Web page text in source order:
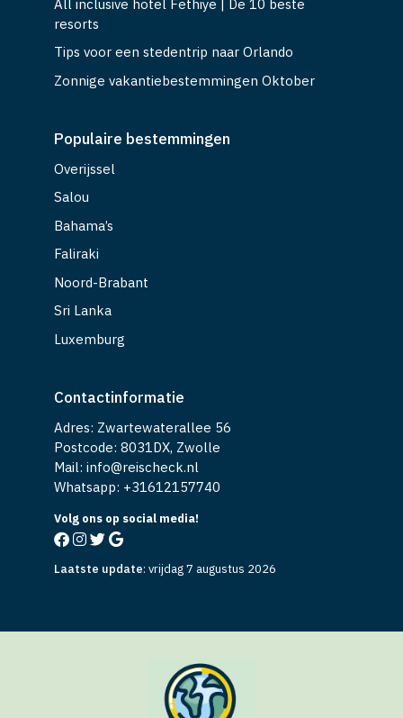
All inclusive hotel Fethiye | De 10 beste
resorts
Tips voor een stedentrip naar Orlando
Zonnige vakantiebestemmingen Oktober
Populaire bestemmingen
Overijssel
Salou
Bahama’s
Faliraki
Noord-Brabant
Sri Lanka
Luxemburg
Contactinformatie
Adres: Zwartewaterallee 56
Postcode: 8031DX, Zwolle
Mail: info@reischeck.nl
Whatsapp: +31612157740
Volg ons op social media!
Laatste update: vrijdag 7 augustus 2026